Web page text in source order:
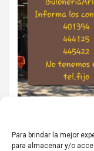
Para brindar la mejor
para almacenar y/o